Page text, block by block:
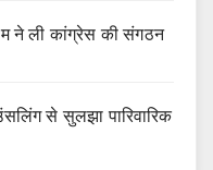
ने ली कांग्रेस की संगठन
से सुलझा पारिवारिक